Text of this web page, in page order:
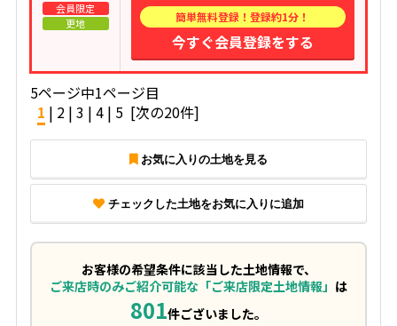
会員限定
更地
簡単無料登録！登録約1分！
今すぐ会員登録をする
5ページ中1ページ目
1 | 2| 3 | 4| 5 [次の20件]
お気に入りの土地を見る
チェックした土地をお気に入りに追加
お客様の希望条件に該当した土地情報で、
ご来店時のみご紹介可能な「ご来店限定土地情報」 は
801件ございました。